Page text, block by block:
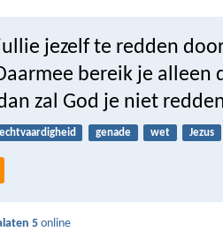
jezelf te redden
bereik je alleen
zal God je niet
genade wet Jezus
5online